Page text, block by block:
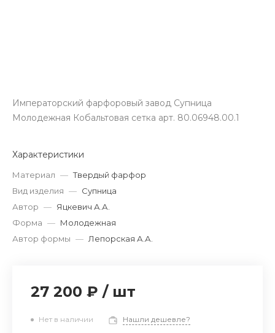
Императорский фарфоровый завод Супница
Молодежная Кобальтовая сетка арт. 80.06948.00.1
Характеристики
Материал — Твердый фарфор
Вид изделия — Супница
Автор — Яцкевич А.А.
Форма — Молодежная
Автор формы — Лепорская А.А.
27 200 ₽ / шт
Нет в наличии Нашли дешевле?